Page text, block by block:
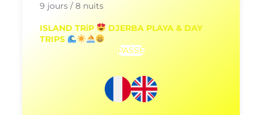
9 jours / 8 nuits
ISLAND TRiP
DJERBA PLAYA & DAY
TRIPS
PASSÉ